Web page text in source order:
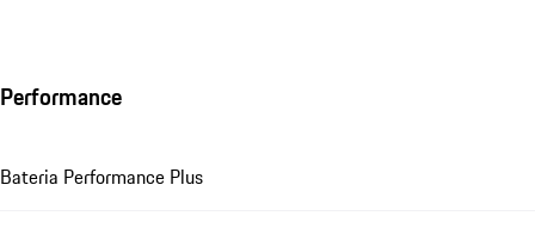
Performance
Bateria Performance Plus